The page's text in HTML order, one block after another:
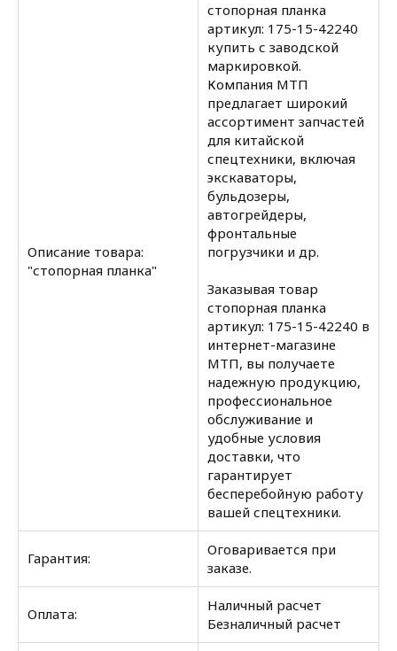
Описание товара:
"стопорная планка"
стопорная планка
артикул: 175-15-42240
купить с заводской
маркировкой.
Компания МТП
предлагает широкий
ассортимент запчастей
для китайской
спецтехники, включая
экскаваторы,
бульдозеры,
автогрейдеры,
фронтальные
погрузчики и др.
Заказывая товар
стопорная планка
артикул: 175-15-42240 в
интернет-магазине
МТП, вы получаете
надежную продукцию,
профессиональное
обслуживание и
удобные условия
доставки, что
гарантирует
бесперебойную работу
вашей спецтехники.
Гарантия:
Оговаривается при
заказе.
Оплата:
Наличный расчет
Безналичный расчет